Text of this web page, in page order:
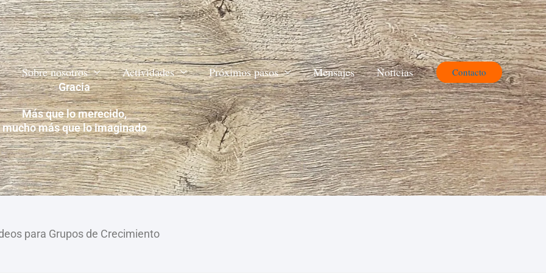
Sobre nosotros Actividades Próximos pasos Mensajes Noticias Contacto
Gracia
Más que lo merecido,
mucho más que lo imaginado
para Grupos de Crecimiento